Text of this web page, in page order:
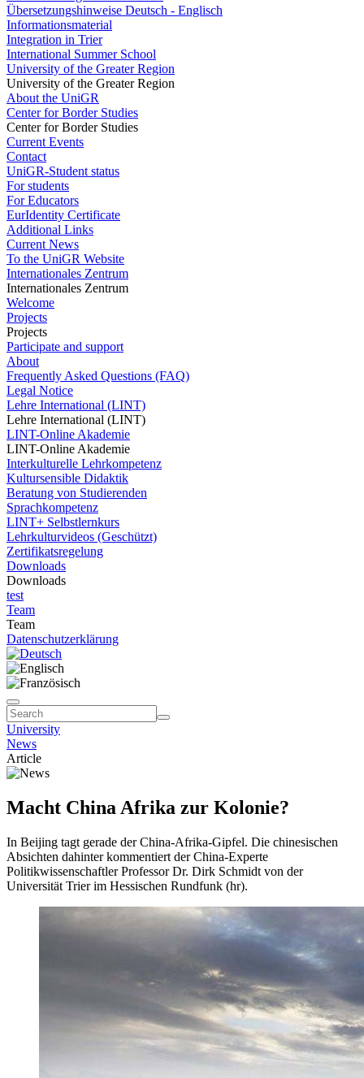
Übersetzungshinweise Deutsch - Englisch
Informationsmaterial
Integration in Trier
International Summer School
University of the Greater Region
University of the Greater Region
About the UniGR
Center for Border Studies
Center for Border Studies
Current Events
Contact
UniGR-Student status
For students
For Educators
EurIdentity Certificate
Additional Links
Current News
To the UniGR Website
Internationales Zentrum
Internationales Zentrum
Welcome
Projects
Projects
Participate and support
About
Frequently Asked Questions (FAQ)
Legal Notice
Lehre International (LINT)
Lehre International (LINT)
LINT-Online Akademie
LINT-Online Akademie
Interkulturelle Lehrkompetenz
Kultursensible Didaktik
Beratung von Studierenden
Sprachkompetenz
LINT+ Selbstlernkurs
Lehrkulturvideos (Geschützt)
Zertifikatsregelung
Downloads
Downloads
test
Team
Team
Datenschutzerklärung
University
News
Article
Macht China Afrika zur Kolonie?
In Beijing tagt gerade der China-Afrika-Gipfel. Die chinesischen
Absichten dahinter kommentiert der China-Experte
Politikwissenschaftler Professor Dr. Dirk Schmidt von der
Universität Trier im Hessischen Rundfunk (hr).